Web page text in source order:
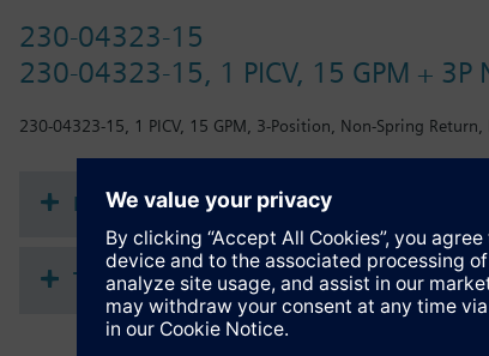
230-04323-15
230-04323-15, 1 PICV, 15 GPM + 3P
230-04323-15, 1 PICV, 15 GPM, 3-Position, Non-Spring
Dokumentumok
Technikai összefoglaló